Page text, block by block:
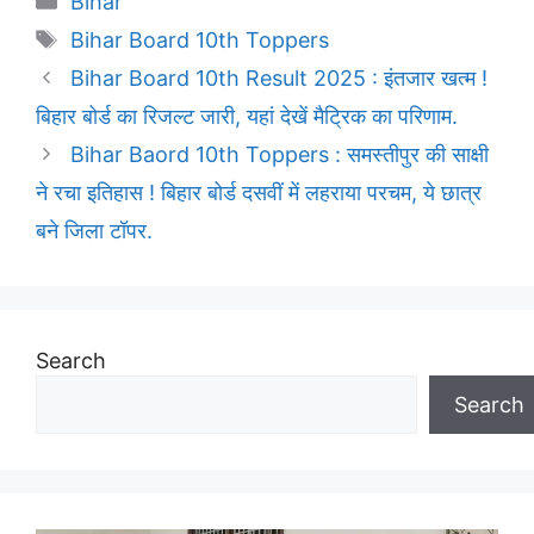
Tags
Bihar Board 10th Toppers
Bihar Board 10th Result 2025 : इंतजार खत्म !
बिहार बोर्ड का रिजल्ट जारी, यहां देखें मैट्रिक का परिणाम.
Bihar Baord 10th Toppers : समस्तीपुर की साक्षी
ने रचा इतिहास ! बिहार बोर्ड दसवीं में लहराया परचम, ये छात्र
बने जिला टॉपर.
Search
Search